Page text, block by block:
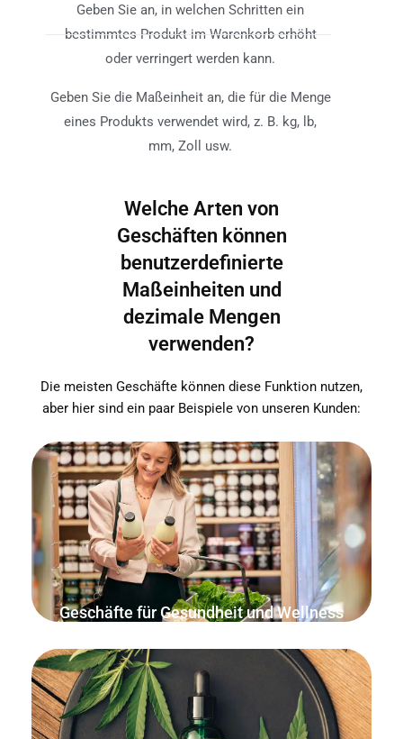
Geben Sie an, in welchen Schritten ein
bestimmtes Produkt im Warenkorb erhöht
oder verringert werden kann.
Geben Sie die Maßeinheit an, die für die Menge
eines Produkts verwendet wird, z. B. kg, lb,
mm, Zoll usw.
Welche Arten von
Geschäften können
benutzerdefinierte
Maßeinheiten und
dezimale Mengen
verwenden?
Die meisten Geschäfte können diese Funktion nutzen,
aber hier sind ein paar Beispiele von unseren Kunden:
Geschäfte für Gesundheit und Wellness
Verkauf nach Gewicht, Anzahl der Messlöffel oder Menge
der Tabletten.
Verkauf nach Gewicht (Gramm, Unzen, Kilogramm, Pfund